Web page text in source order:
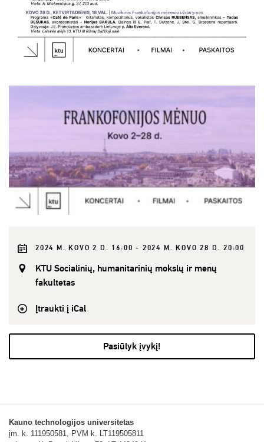
2024 M. KOVO 2 D. 16:00 - 2024 M. KOVO 28 D. 20:00
KTU Socialinių, humanitarinių mokslų ir menų
fakultetas
Įtraukti į iCal
Pasiūlyk įvykį!
Kauno technologijos universitetas
įm. k. 111950581, PVM k. LT119505811